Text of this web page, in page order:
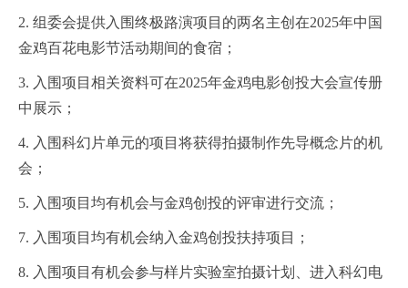
2. 组委会提供入围终极路演项目的两名主创在2025年中国
金鸡百花电影节活动期间的食宿；
3. 入围项目相关资料可在2025年金鸡电影创投大会宣传册
中展示；
4. 入围科幻片单元的项目将获得拍摄制作先导概念片的机
会；
5. 入围项目均有机会与金鸡创投的评审进行交流；
7. 入围项目均有机会纳入金鸡创投扶持项目；
8. 入围项目有机会参与样片实验室拍摄计划、进入科幻电